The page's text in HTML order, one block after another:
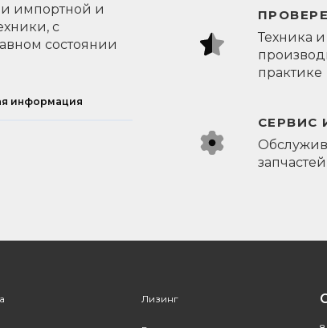
импортной и
с
состоянии
информация
Техника
практике
СЕРВИС
Лизинг